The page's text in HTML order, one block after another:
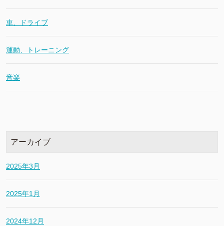
車、ドライブ
運動、トレーニング
音楽
アーカイブ
2025年3月
2025年1月
2024年12月